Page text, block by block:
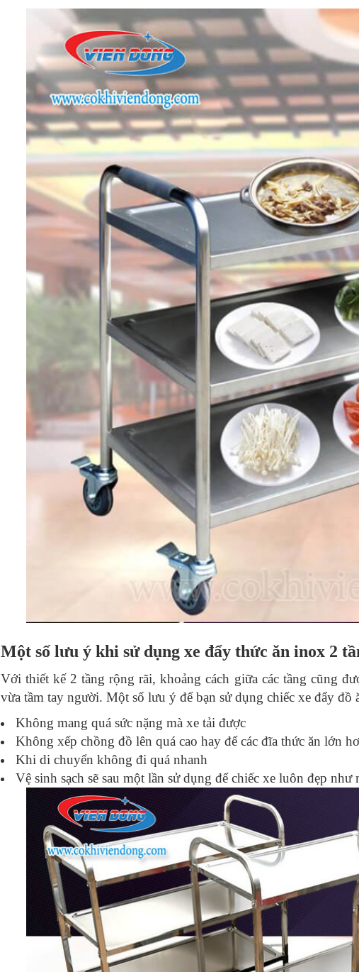
Một số lưu ý khi sử dụng xe đẩy thức ăn inox 2
Với thiết kế 2 tầng rộng rãi, khoảng cách giữa các tầng cũng
vừa tầm tay người. Một số lưu ý để bạn sử dụng chiếc xe đẩy đồ
Không mang quá sức nặng mà xe tải được
Không xếp chồng đồ lên quá cao hay để các đĩa thức ăn lớn
Khi di chuyển không đi quá nhanh
Vệ sinh sạch sẽ sau một lần sử dụng để chiếc xe luôn đẹp như